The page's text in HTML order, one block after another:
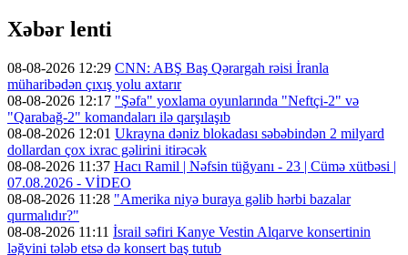
Xəbər lenti
08-08-2026 12:29 CNN: ABŞ Baş Qərargah rəisi İranla
müharibədən çıxış yolu axtarır
08-08-2026 12:17 "Şəfa" yoxlama oyunlarında "Neftçi-2" və
"Qarabağ-2" komandaları ilə qarşılaşıb
08-08-2026 12:01 Ukrayna dəniz blokadası səbəbindən 2 milyard
dollardan çox ixrac gəlirini itirəcək
08-08-2026 11:37 Hacı Ramil | Nəfsin tüğyanı - 23 | Cümə xütbəsi |
07.08.2026 - VİDEO
08-08-2026 11:28 "Amerika niyə buraya gəlib hərbi bazalar
qurmalıdır?"
08-08-2026 11:11 İsrail səfiri Kanye Vestin Alqarve konsertinin
ləğvini tələb etsə də konsert baş tutub